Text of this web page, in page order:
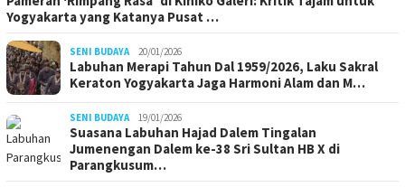
Yogyakarta yang Katanya Pusat …
SENI BUDAYA 20/01/2026
Labuhan Merapi Tahun Dal 1959/2026, Laku Sakral
Keraton Yogyakarta Jaga Harmoni Alam dan M…
SENI BUDAYA 19/01/2026
Suasana Labuhan Hajad Dalem Tingalan
Jumenengan Dalem ke-38 Sri Sultan HB X di
Parangkusum…